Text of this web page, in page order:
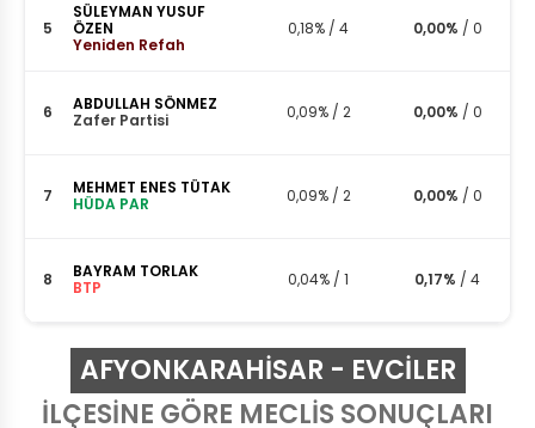
5
SÜLEYMAN YUSUF
ÖZEN
Yeniden Refah
0,18% / 4 0,00% / 0
6
ABDULLAH SÖNMEZ
Zafer Partisi
0,09% / 2 0,00% / 0
7
MEHMET ENES TÜTAK
HÜDA PAR
0,09% / 2 0,00% / 0
8
BAYRAM TORLAK
BTP
0,04% / 1 0,17% / 4
AFYONKARAHISAR - EVCİLER
İLÇESİNE GÖRE MECLİS SONUÇLARI